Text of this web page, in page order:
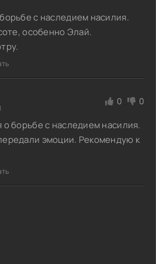
с наследием насилия.
особенно Элай.
0 0
борьбе с наследием насилия.
эмоции. Рекомендую к